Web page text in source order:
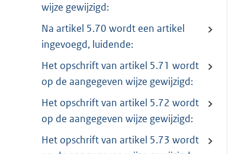
wijze gewijzigd:
Na artikel 5.70 wordt een artikel
ingevoegd, luidende:
Het opschrift van artikel 5.71 wordt
op de aangegeven wijze gewijzigd:
Het opschrift van artikel 5.72 wordt
op de aangegeven wijze gewijzigd:
Het opschrift van artikel 5.73 wordt